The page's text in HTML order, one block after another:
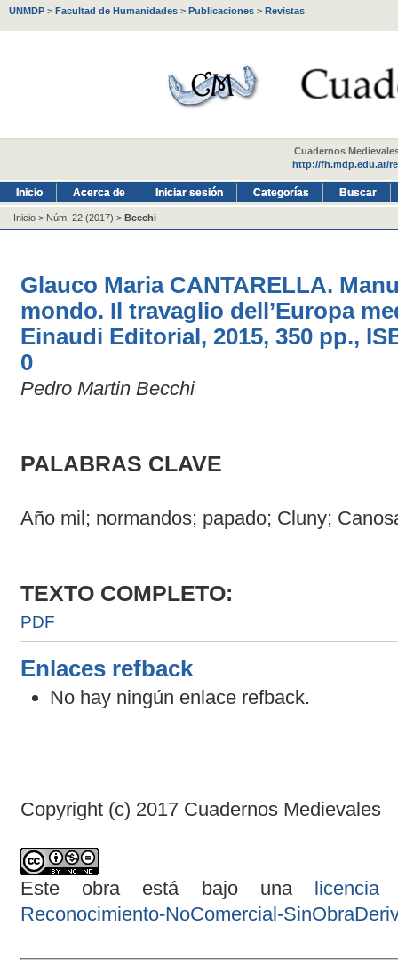
UNMDP > Facultad de Humanidades > Publicaciones > Revistas
Cuadernos
http://fh.mdp.edu.ar/
Inicio Acerca de Iniciar sesión Categorías Buscar
Inicio > Núm. 22 (2017) > Becchi
Glauco Maria CANTARELLA.
mondo. Il travaglio dell’Europa
Einaudi Editorial, 2015, 350 pp.,
0
Pedro Martin Becchi
PALABRAS CLAVE
Año mil; normandos; papado; Cluny;
TEXTO COMPLETO:
PDF
Enlaces refback
No hay ningún enlace refback.
Copyright (c) 2017 Cuadernos Medievales
Este obra está bajo una licencia
Reconocimiento-NoComercial-